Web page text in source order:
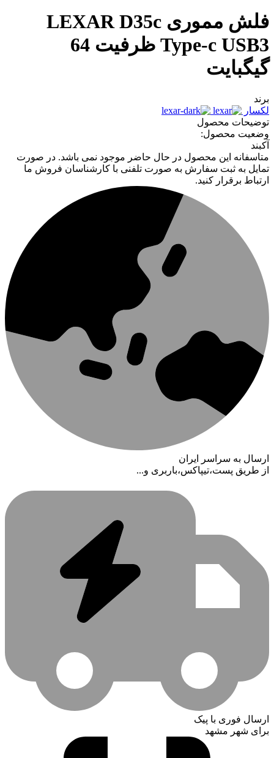
فلش مموری LEXAR D35c
Type-c USB3 ظرفیت 64
گیگبایت
برند
لکسار
توضیحات محصول
وضعیت محصول:
آکبند
متاسفانه این محصول در حال حاضر موجود نمی باشد. در صورت
تمایل به ثبت سفارش به صورت تلفنی با کارشناسان فروش ما
ارتباط برقرار کنید.
ارسال به سراسر ایران
از طریق پست،تیپاکس،باربری و...
ارسال فوری با پیک
برای شهر مشهد